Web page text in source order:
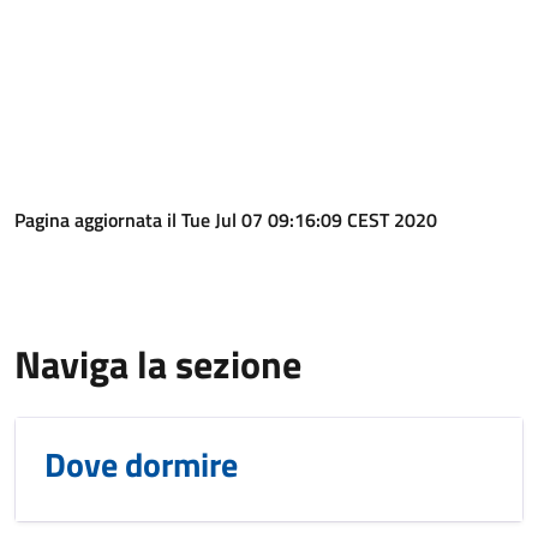
Pagina aggiornata il Tue Jul 07 09:16:09 CEST 2020
Naviga la sezione
Dove dormire